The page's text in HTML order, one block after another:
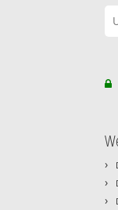
›
›
›